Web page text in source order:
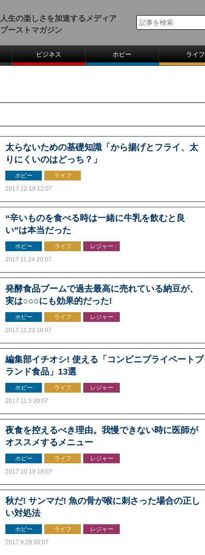
人生の楽しさを加速するメディア
ブーストマガジン
ビジネス ホビー ライフ
太らないための基礎知識「から揚げとフライ、太
りにくいのはどっち？」
ホビー
ライフ
2017.12.19 12:07
“辛いものを食べる時は一緒に牛乳を飲むと良
い”は本当だった
ホビー ライフ
レジャー
2017.11.24 20:07
発酵食品ブームで過去最高に売れている納豆が、
実は○○○にも効果的だった!
ホビー ライフ
レジャー
2017.11.23 18:07
編集部イチオシ! 使える「コンビニプライベートブ
ランド食品」13選
ホビー ライフ
レジャー
2017.11.5 20:07
夜食を控えるべき理由。我慢できない時に医師が
オススメするメニュー
ホビー ライフ
レジャー
2017.10.19 18:07
秋だ! サンマだ! 魚の骨が喉に刺さった場合の正し
い対処法
ホビー ライフ
レジャー
2017.9.28 06:07